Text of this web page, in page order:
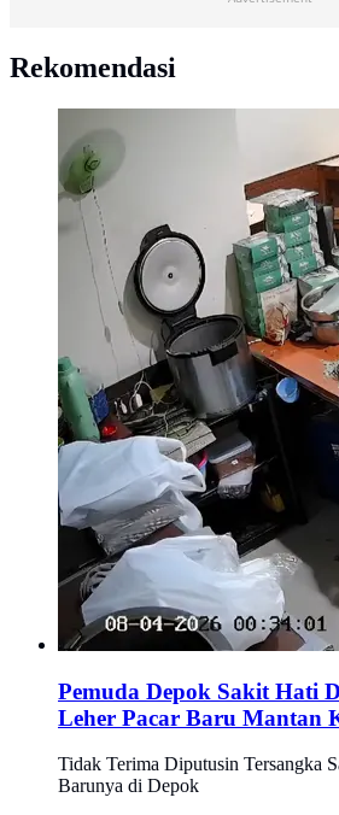
Rekomendasi
Pemuda Depok Sakit Hati
Leher Pacar Baru Mantan
Tidak Terima Diputusin Tersangka
Barunya di Depok